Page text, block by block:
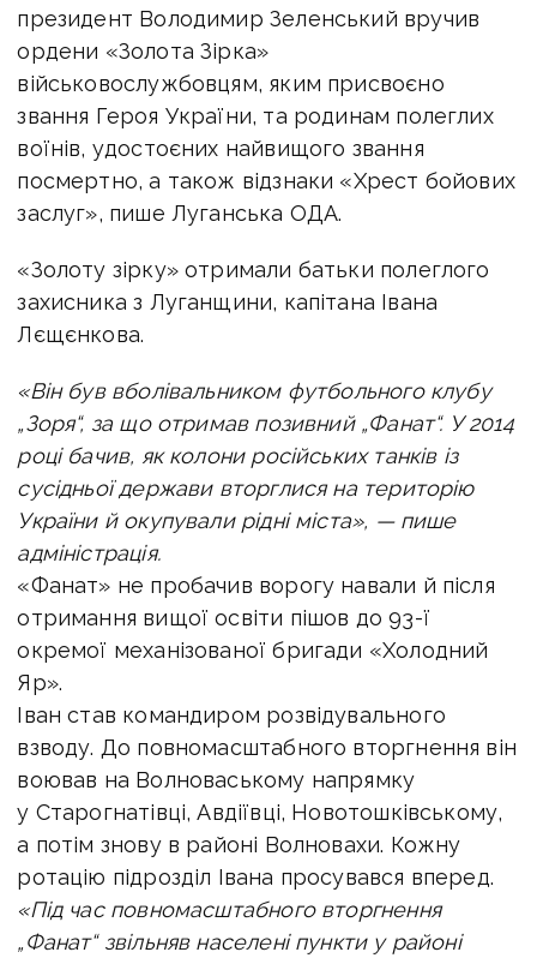
президент Володимир Зеленський вручив
ордени «Золота Зірка»
військовослужбовцям, яким присвоєно
звання Героя України, та родинам полеглих
воїнів, удостоєних найвищого звання
посмертно, а також відзнаки «Хрест бойових
заслуг», пише Луганська ОДА.
«Золоту зірку» отримали батьки полеглого
захисника з Луганщини, капітана Івана
Лєщєнкова.
«Він був вболівальником футбольного клубу
„Зоря“, за що отримав позивний „Фанат“. У 2014
році бачив, як колони російських танків із
сусідньої держави вторглися на територію
України й окупували рідні міста», — пише
адміністрація.
«Фанат» не пробачив ворогу навали й після
отримання вищої освіти пішов до 93-ї
окремої механізованої бригади «Холодний
Яр».
Іван став командиром розвідувального
взводу. До повномасштабного вторгнення він
воював на Волноваському напрямку
у Старогнатівці, Авдіївці, Новотошківському,
а потім знову в районі Волновахи. Кожну
ротацію підрозділ Івана просувався вперед.
«Під час повномасштабного вторгнення
„Фанат“ звільняв населені пункти у районі